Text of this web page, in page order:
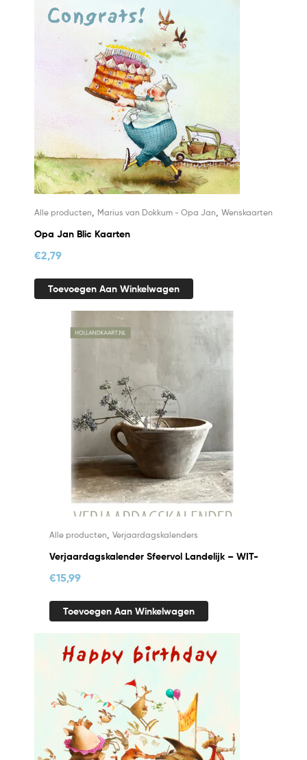
Alle producten Marius van Dokkum - Opa Jan Wenskaarten
Opa Jan Blic Kaarten
€2,79
Toevoegen Aan Winkelwagen
Alle producten Verjaardagskalenders
Verjaardagskalender Sfeervol Landelijk – WIT-
€15,99
Toevoegen Aan Winkelwagen